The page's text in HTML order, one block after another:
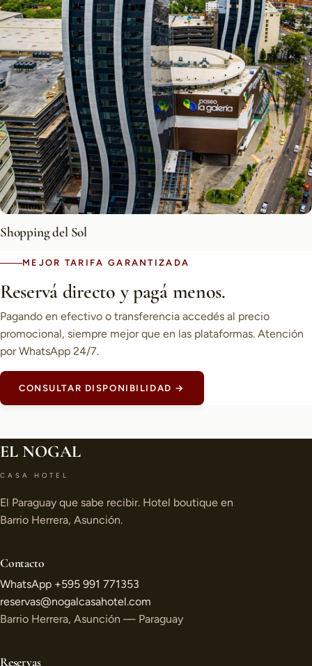
Shopping del Sol
MEJOR TARIFA GARANTIZADA
Reservá directo y pagá menos.
Pagando en efectivo o transferencia accedés al precio
promocional, siempre mejor que en las plataformas. Atención
por WhatsApp 24/7.
CONSULTAR DISPONIBILIDAD →
EL NOGAL
CASA HOTEL
El Paraguay que sabe recibir. Hotel boutique en
Barrio Herrera, Asunción.
Contacto
WhatsApp +595 991 771353
reservas@nogalcasahotel.com
Barrio Herrera, Asunción — Paraguay
Reservas